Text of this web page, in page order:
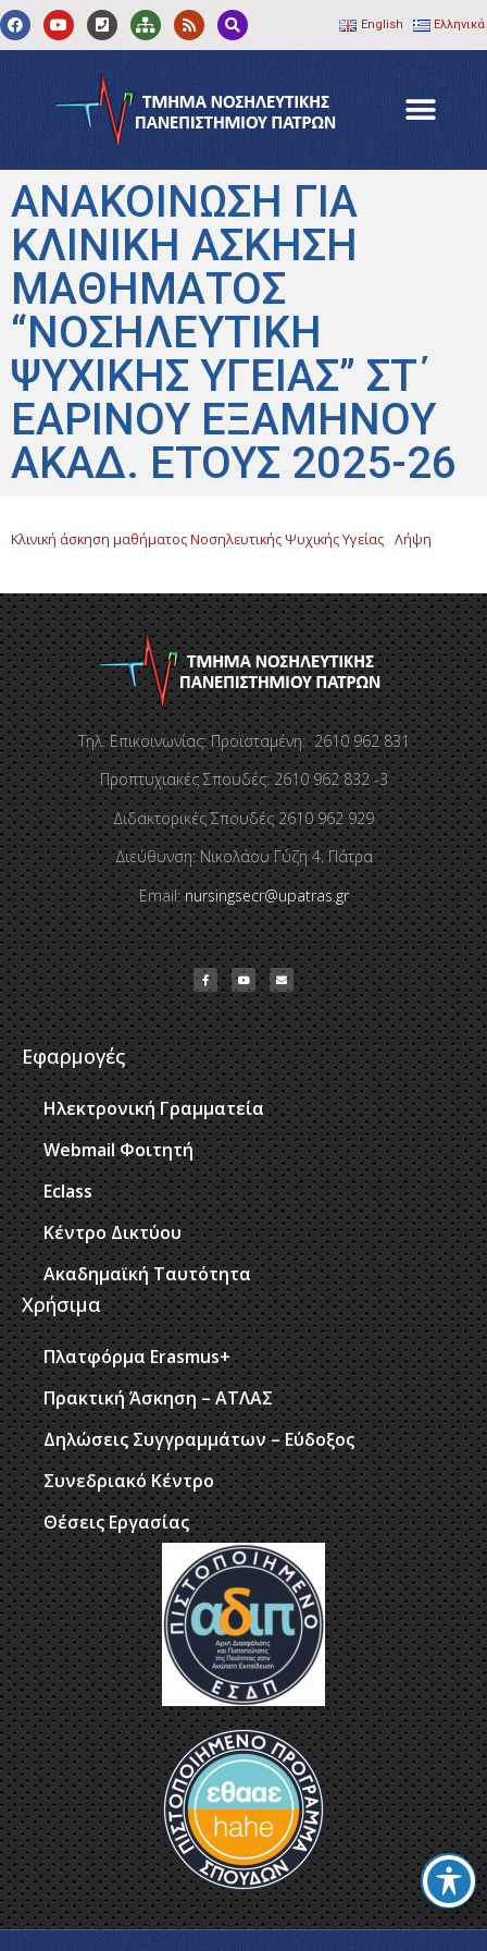
English Ελληνικά
ΑΝΑΚΟΙΝΩΣΗ ΓΙΑ
ΚΛΙΝΙΚΗ ΑΣΚΗΣΗ
ΜΑΘΗΜΑΤΟΣ
“ΝΟΣΗΛΕΥΤΙΚΗ
ΨΥΧΙΚΗΣ ΥΓΕΙΑΣ” ΣΤ΄
ΕΑΡΙΝΟΥ ΕΞΑΜΗΝΟΥ
ΑΚΑΔ. ΕΤΟΥΣ 2025-26
Κλινική άσκηση μαθήματος Νοσηλευτικής Ψυχικής Υγείας Λήψη
Τηλ. Επικοινωνίας: Προϊσταμένη: 2610 962 831
Προπτυχιακές Σπουδές: 2610 962 832 -3
Διδακτορικές Σπουδές 2610 962 929
Διεύθυνση: Νικολάου Γύζη 4, Πάτρα
Email:nursingsecr@upatras.gr
Εφαρμογές
Ηλεκτρονική Γραμματεία
Webmail Φοιτητή
Eclass
Κέντρο Δικτύου
Ακαδημαϊκή Ταυτότητα
Χρήσιμα
Πλατφόρμα Erasmus+
Πρακτική Άσκηση – ΑΤΛΑΣ
Δηλώσεις Συγγραμμάτων – Εύδοξος
Συνεδριακό Κέντρο
Θέσεις Εργασίας